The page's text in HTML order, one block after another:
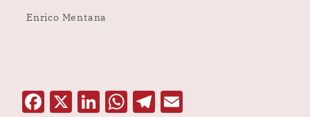
Enrico Mentana
F X Li W T